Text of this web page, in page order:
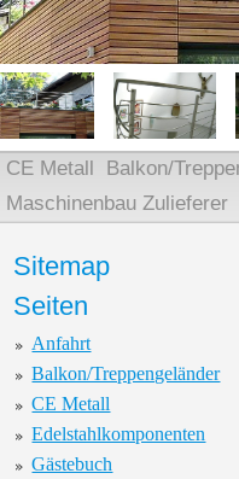
CE Metall Balkon/
Maschinenbau Zulieferer
Sitemap
Seiten
Anfahrt
Balkon/Treppengeländer
CE Metall
Edelstahlkomponenten
Gästebuch